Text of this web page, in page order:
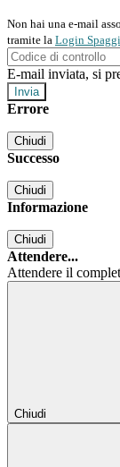
Non hai una e-mail
tramite la Login
E-mail inviata, si
Errore
Chiudi
Successo
Chiudi
Informazione
Chiudi
Attendere...
Attendere il
Chiudi